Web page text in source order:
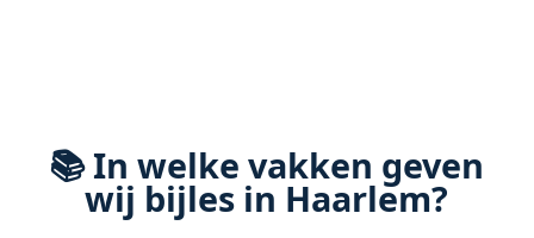
📚 In welke vakken geven
wij bijles in Haarlem?